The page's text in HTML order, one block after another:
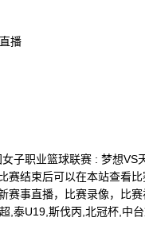
播
子职业篮球联赛 : 梦想VS
赛结束后可以在本站查看
赛事直播，比赛录像，比
,泰U19,斯伐丙,北冠杯,中